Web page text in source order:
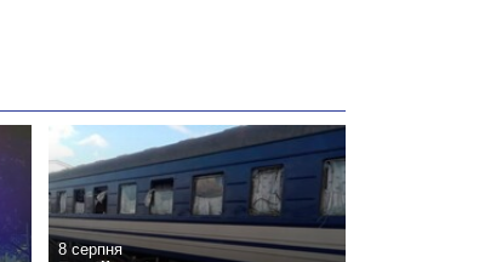
8 серпня